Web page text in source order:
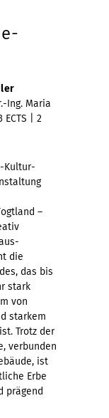
Ing. Maria
| 2
Kultur-
–
die
das bis
stark
von
starkem
Trotz der
verbunden
ist
Erbe
prägend